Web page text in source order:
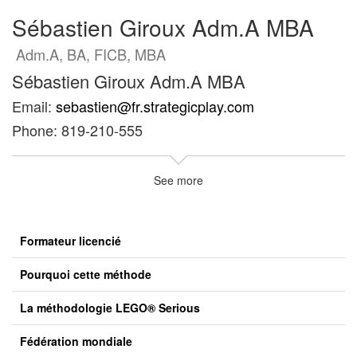
Sébastien Giroux Adm.A MBA
Adm.A, BA, FICB, MBA
Sébastien Giroux Adm.A MBA
Email: sebastien@fr.strategicplay.com
Phone: 819-210-555
See more
Formateur licencié
Pourquoi cette méthode
La méthodologie LEGO® Serious
Fédération mondiale